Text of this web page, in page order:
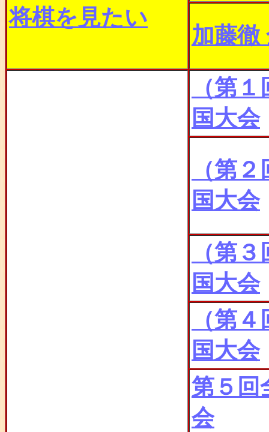
将棋を見たい
加藤徹
（第
国大会
（第
国大会
（第
国大会
（第
国大会
第５回
会